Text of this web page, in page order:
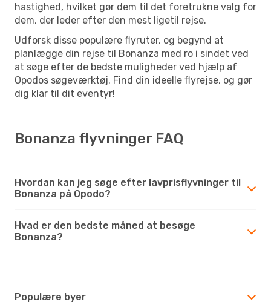
hastighed, hvilket gør dem til det foretrukne valg for
dem, der leder efter den mest ligetil rejse.
Udforsk disse populære flyruter, og begynd at
planlægge din rejse til Bonanza med ro i sindet ved
at søge efter de bedste muligheder ved hjælp af
Opodos søgeværktøj. Find din ideelle flyrejse, og gør
dig klar til dit eventyr!
Bonanza flyvninger FAQ
Hvordan kan jeg søge efter lavprisflyvninger til
Bonanza på Opodo?
Hvad er den bedste måned at besøge
Bonanza?
Populære byer